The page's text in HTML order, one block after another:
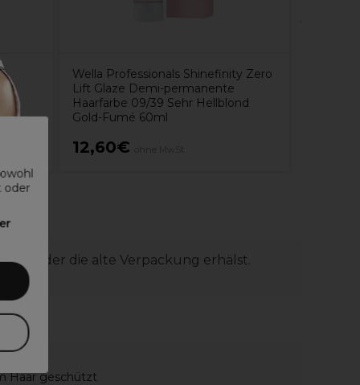
oder
Wella Professionals Shinefinity Zero
Lift Glaze Demi-permanente
Haarfarbe 09/39 Sehr Hellblond
Gold-Fumé 60ml
12,60€
oder die alte Verpackung erhälst.
Haar geschützt